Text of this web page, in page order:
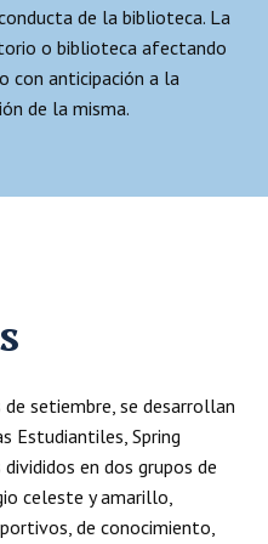
de la biblioteca. La
o biblioteca afectando
con anticipación a la
de la misma.
setiembre, se desarrollan
Estudiantiles, Spring
en dos grupos de
celeste y amarillo,
de conocimiento,